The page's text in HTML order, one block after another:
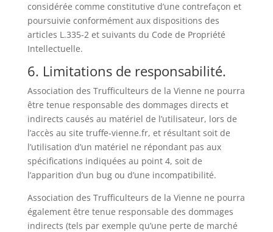
considérée comme constitutive d’une contrefaçon et
poursuivie conformément aux dispositions des
articles L.335-2 et suivants du Code de Propriété
Intellectuelle.
6. Limitations de responsabilité.
Association des Trufficulteurs de la Vienne ne pourra
être tenue responsable des dommages directs et
indirects causés au matériel de l’utilisateur, lors de
l’accès au site truffe-vienne.fr, et résultant soit de
l’utilisation d’un matériel ne répondant pas aux
spécifications indiquées au point 4, soit de
l’apparition d’un bug ou d’une incompatibilité.
Association des Trufficulteurs de la Vienne ne pourra
également être tenue responsable des dommages
indirects (tels par exemple qu’une perte de marché